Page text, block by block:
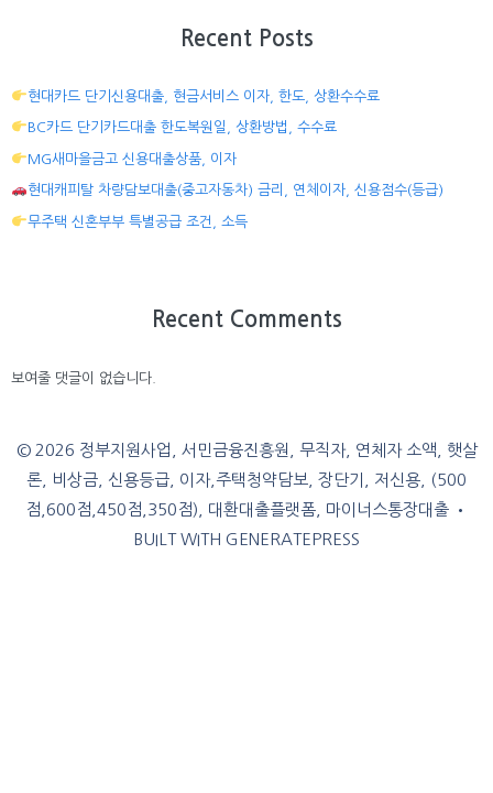
Recent Posts
현대카드 단기신용대출, 현금서비스 이자, 한도, 상환수수료
BC카드 단기카드대출 한도복원일, 상환방법, 수수료
MG새마을금고 신용대출상품, 이자
현대캐피탈 차량담보대출(중고자동차) 금리, 연체이자, 신용점수(등급)
무주택 신혼부부 특별공급 조건, 소득
Recent Comments
보여줄 댓글이 없습니다.
© 2026 정부지원사업, 서민금융진흥원, 무직자, 연체자 소액, 햇살
론, 비상금, 신용등급, 이자,주택청약담보, 장단기, 저신용, (500
점,600점,450점,350점), 대환대출플랫폼, 마이너스통장대출 •
BUILT WITH GENERATEPRESS